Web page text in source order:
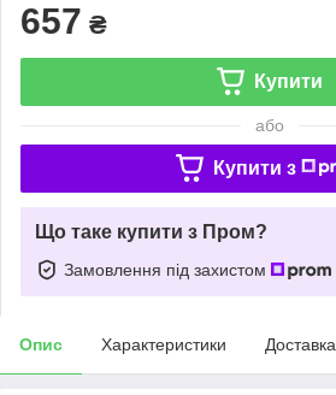
657 ₴
Купити
або
Купити з
Що таке купити з Пром?
Замовлення під захистом
Опис Характеристики Доставка